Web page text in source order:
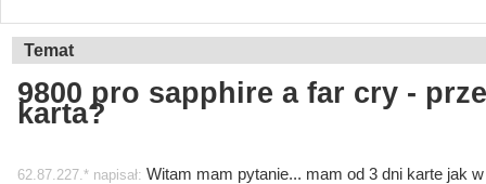
Temat
9800 pro sapphire a far cry -
karta?
62.87.227.* napisał: Witam mam pytanie... mam od 3 dni karte jak